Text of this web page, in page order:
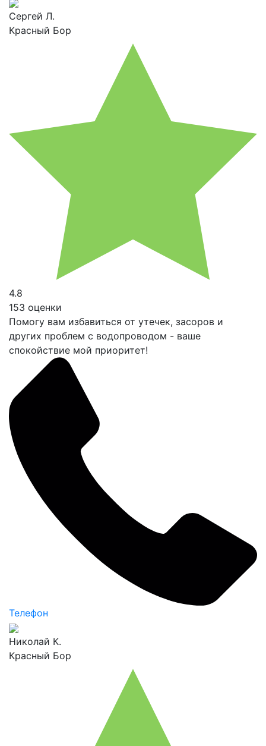
Сергей Л.
Красный Бор
4.8
153 оценки
Помогу вам избавиться от утечек, засоров и
других проблем с водопроводом - ваше
спокойствие мой приоритет!
Телефон
Николай К.
Красный Бор